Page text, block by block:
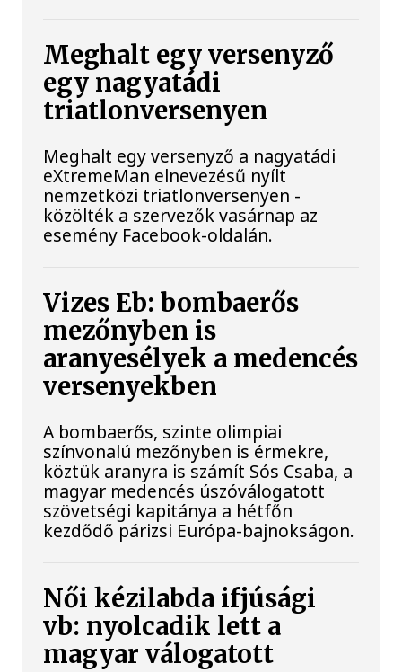
Meghalt egy versenyző
egy nagyatádi
triatlonversenyen
Meghalt egy versenyző a nagyatádi
eXtremeMan elnevezésű nyílt
nemzetközi triatlonversenyen -
közölték a szervezők vasárnap az
esemény Facebook-oldalán.
Vizes Eb: bombaerős
mezőnyben is
aranyesélyek a medencés
versenyekben
A bombaerős, szinte olimpiai
színvonalú mezőnyben is érmekre,
köztük aranyra is számít Sós Csaba, a
magyar medencés úszóválogatott
szövetségi kapitánya a hétfőn
kezdődő párizsi Európa-bajnokságon.
Női kézilabda ifjúsági
vb: nyolcadik lett a
magyar válogatott